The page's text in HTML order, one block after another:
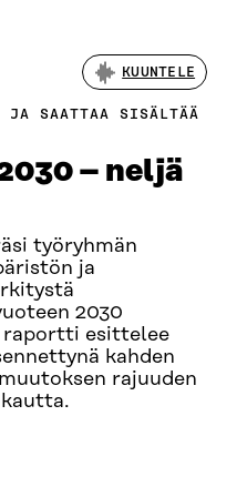
KUUNTELE
JA SAATTAA SISÄLTÄÄ
– neljä
työryhmän
ja
2030
raportti esittelee
kahden
rajuuden